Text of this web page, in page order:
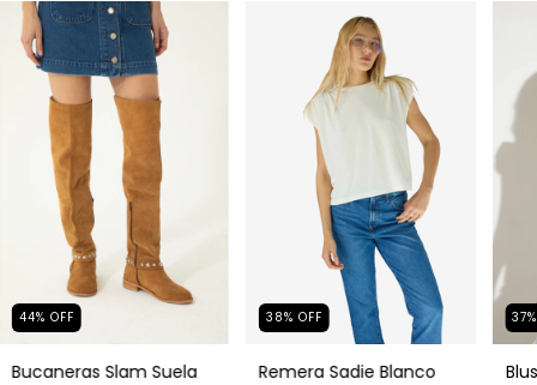
44% OFF
Bucaneras Slam Suela
38% OFF
Remera Sadie Blanco
37